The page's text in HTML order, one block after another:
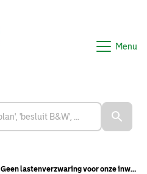
Menu
Geen lastenverzwaring voor onze inwoners